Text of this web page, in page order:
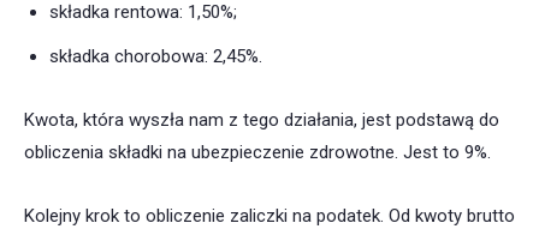
składka rentowa: 1,50%;
składka chorobowa: 2,45%.
Kwota, która wyszła nam z tego działania, jest podstawą do
obliczenia składki na ubezpieczenie zdrowotne. Jest to 9%.
Kolejny krok to obliczenie zaliczki na podatek. Od kwoty brutto